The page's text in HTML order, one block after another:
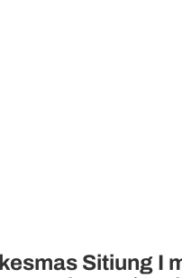
Sitiung I